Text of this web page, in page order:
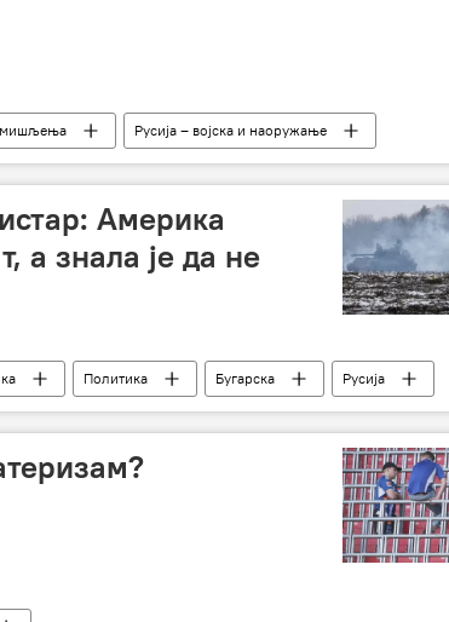
мишљења
Русија – војска и наоружање
САД Европа
нуклеарни напад
Америка
а знала је да не
Политика Бугарска
Русија
војна операција у Украјини – вести